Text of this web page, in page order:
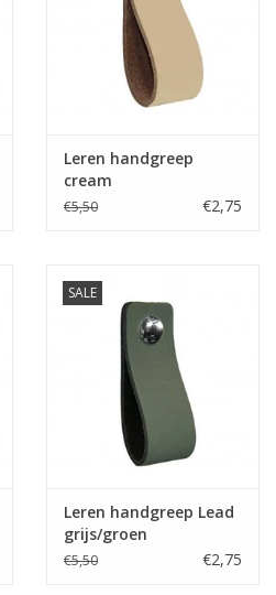
Leren handgreep
cream
€5,50 €2,75
SALE
Leren handgreep Lead
grijs/groen
€5,50 €2,75